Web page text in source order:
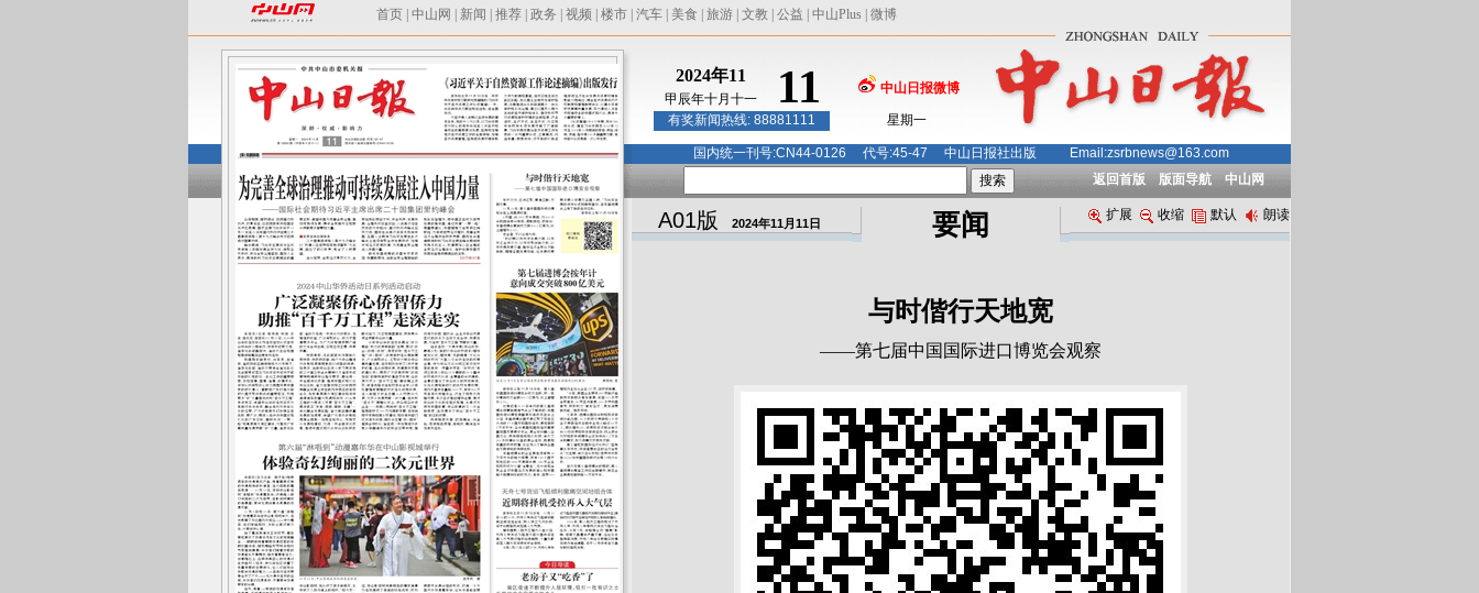
首页 中山网 新闻 推荐 政务 视频 楼市 汽车 美食 旅游 文教 公益 中山Plus 微博
2024年11 11
甲辰年十月十一
中山日报微博
有奖新闻热线: 88881111 星期一
国内统一刊号:CN44-0126 代号:45-47 中山日报社出版
Email:zsrbnews@163.com
返回首版
版面导航 中山网
A01版 2024年11月11日 要闻 扩展 收缩 默认 朗读
与时偕行天地宽
——第七届中国国际进口博览会观察